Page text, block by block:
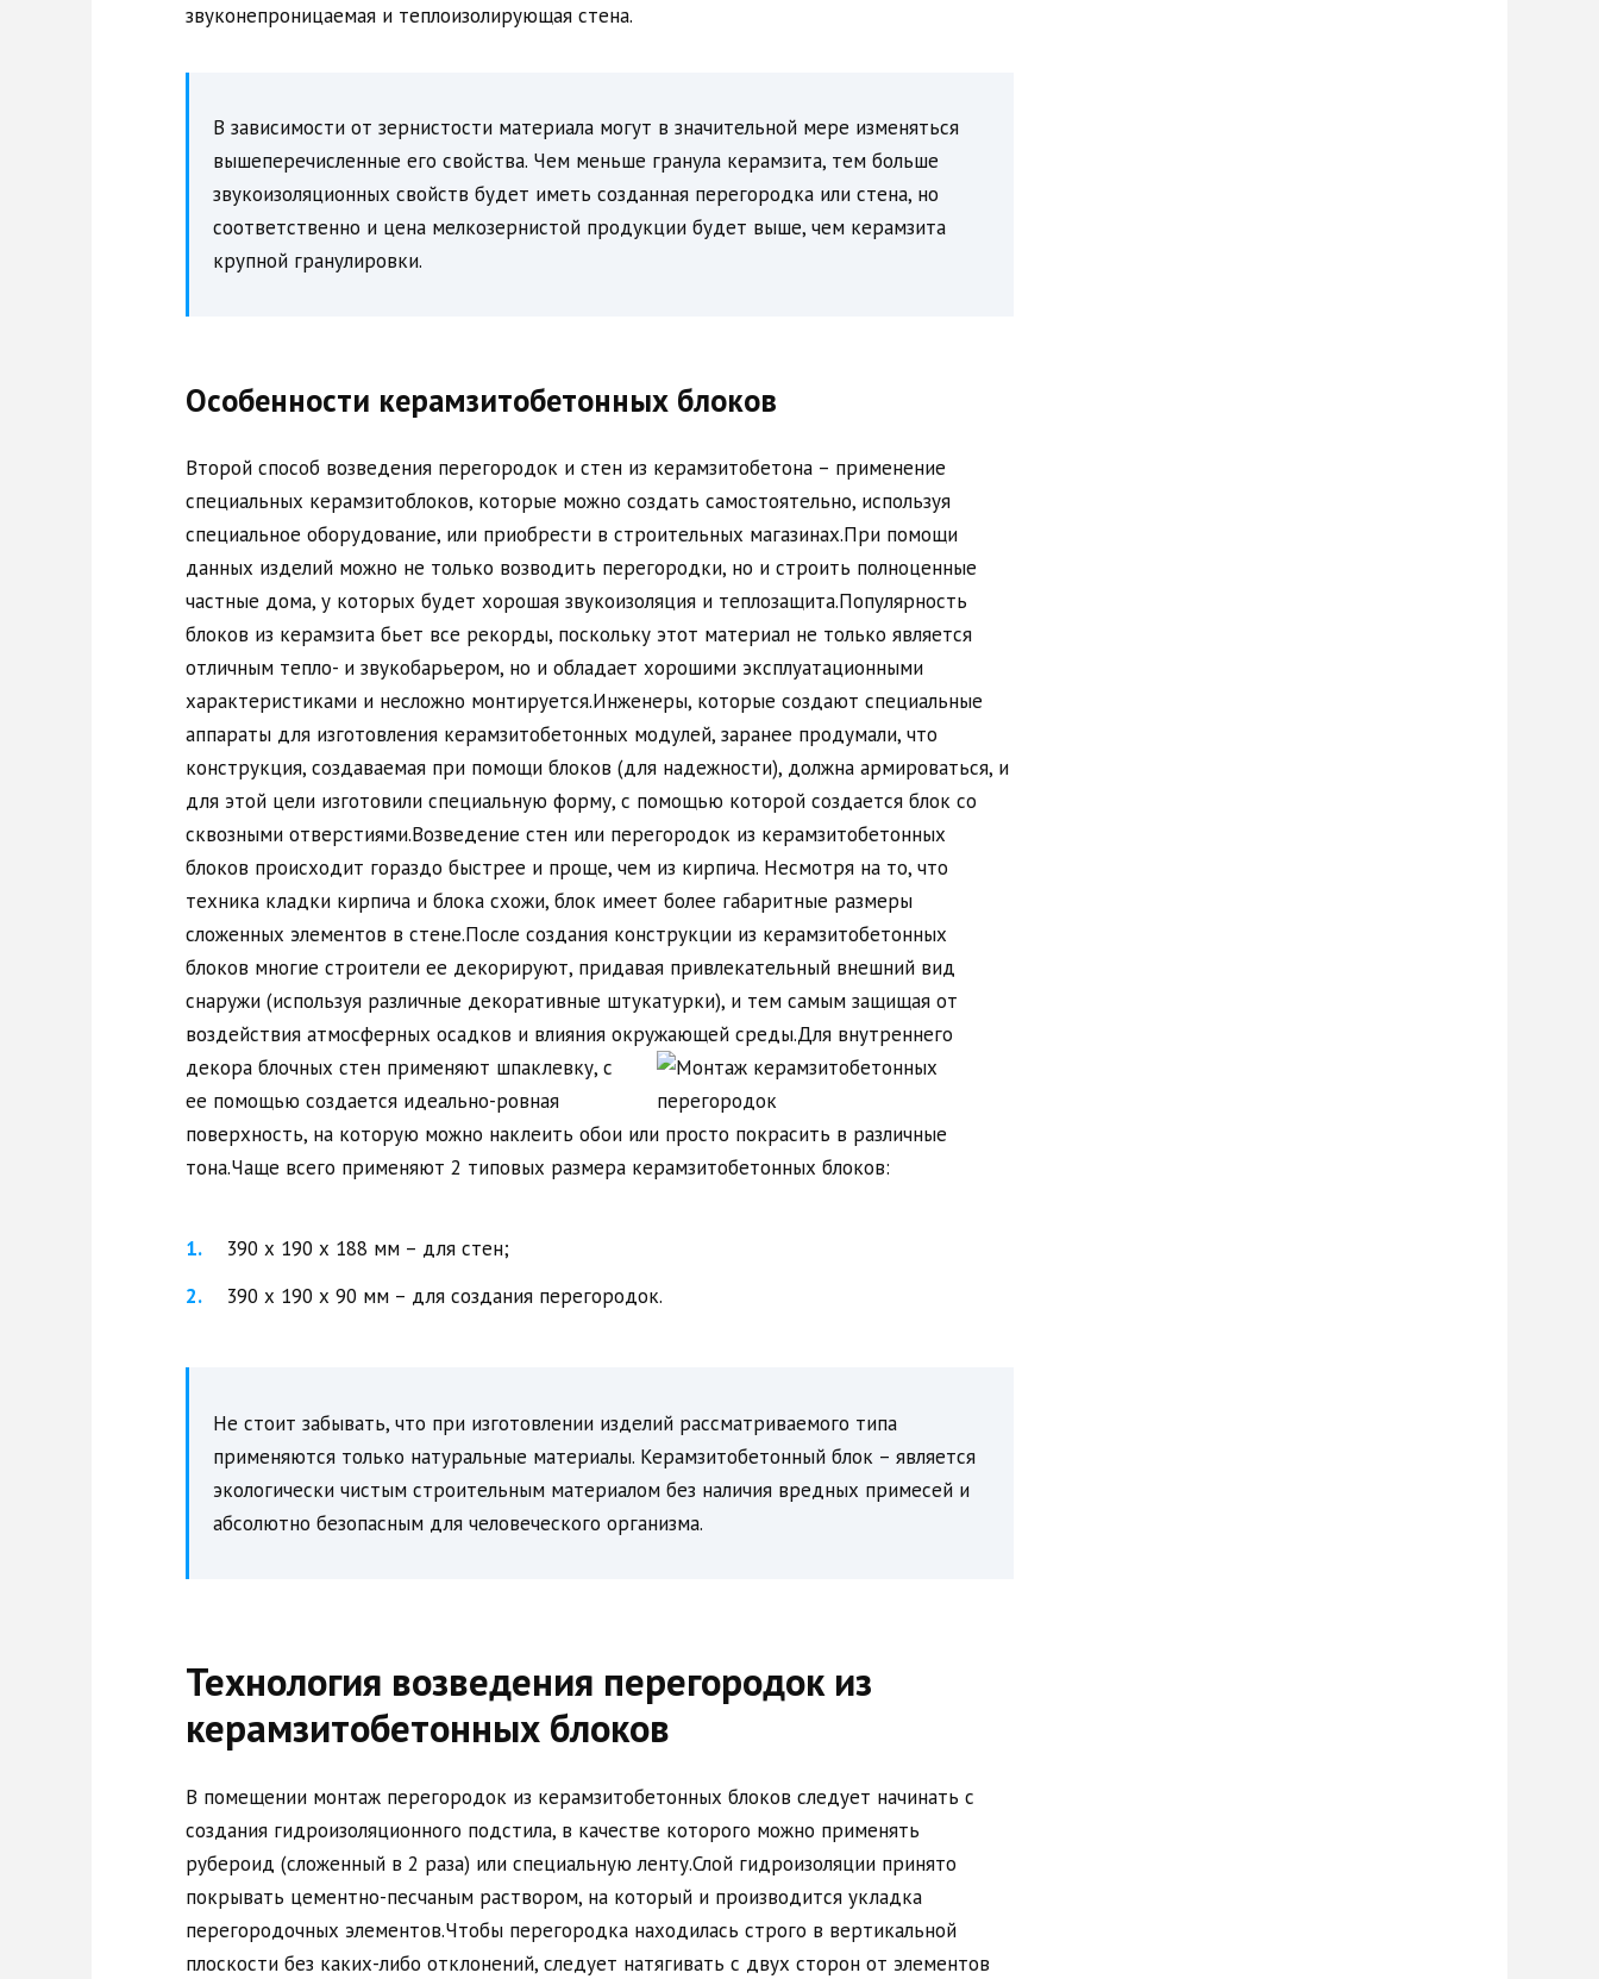
звуконепроницаемая и теплоизолирующая стена.
В зависимости от зернистости материала могут в значительной мере изменяться
вышеперечисленные его свойства. Чем меньше гранула керамзита, тем больше
звукоизоляционных свойств будет иметь созданная перегородка или стена, но
соответственно и цена мелкозернистой продукции будет выше, чем керамзита
крупной гранулировки.
Особенности керамзитобетонных блоков
Второй способ возведения перегородок и стен из керамзитобетона – применение
специальных керамзитоблоков, которые можно создать самостоятельно, используя
специальное оборудование, или приобрести в строительных магазинах.При помощи
данных изделий можно не только возводить перегородки, но и строить полноценные
частные дома, у которых будет хорошая звукоизоляция и теплозащита.Популярность
блоков из керамзита бьет все рекорды, поскольку этот материал не только является
отличным тепло- и звукобарьером, но и обладает хорошими эксплуатационными
характеристиками и несложно монтируется.Инженеры, которые создают специальные
аппараты для изготовления керамзитобетонных модулей, заранее продумали, что
конструкция, создаваемая при помощи блоков (для надежности), должна армироваться, и
для этой цели изготовили специальную форму, с помощью которой создается блок со
сквозными отверстиями.Возведение стен или перегородок из керамзитобетонных
блоков происходит гораздо быстрее и проще, чем из кирпича. Несмотря на то, что
техника кладки кирпича и блока схожи, блок имеет более габаритные размеры
сложенных элементов в стене.После создания конструкции из керамзитобетонных
блоков многие строители ее декорируют, придавая привлекательный внешний вид
снаружи (используя различные декоративные штукатурки), и тем самым защищая от
воздействия атмосферных осадков и влияния окружающей среды.Для внутреннего
декора блочных стен применяют шпаклевку, с
ее помощью создается идеально-ровная
поверхность, на которую можно наклеить обои или просто покрасить в различные
тона.Чаще всего применяют 2 типовых размера керамзитобетонных блоков:
390 х 190 х 188 мм – для стен;
390 х 190 х 90 мм – для создания перегородок.
Не стоит забывать, что при изготовлении изделий рассматриваемого типа
применяются только натуральные материалы. Керамзитобетонный блок – является
экологически чистым строительным материалом без наличия вредных примесей и
абсолютно безопасным для человеческого организма.
Технология возведения перегородок из
керамзитобетонных блоков
В помещении монтаж перегородок из керамзитобетонных блоков следует начинать с
создания гидроизоляционного подстила, в качестве которого можно применять
рубероид (сложенный в 2 раза) или специальную ленту.Слой гидроизоляции принято
покрывать цементно-песчаным раствором, на который и производится укладка
перегородочных элементов.Чтобы перегородка находилась строго в вертикальной
плоскости без каких-либо отклонений, следует натягивать с двух сторон от элементов